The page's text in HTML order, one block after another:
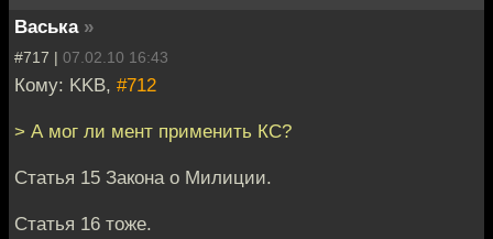
Васька »
#717 | 07.02.10 16:43
Кому: KKB, #712
> А мог ли мент применить КС?
Статья 15 Закона о Милиции.
Статья 16 тоже.